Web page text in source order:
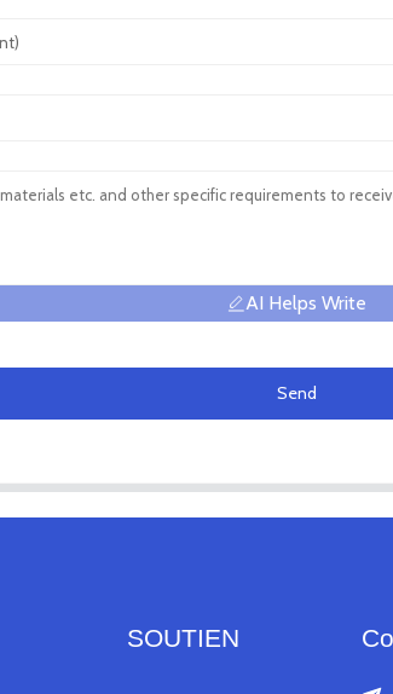
AI Helps Write
Send
SOUTIEN